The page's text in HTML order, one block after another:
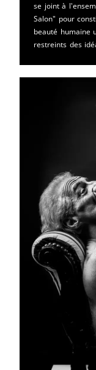
se joint à
Salon" pour
beauté humaine
restreints des